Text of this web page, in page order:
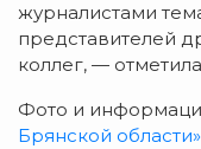
журналистами
представителей
коллег, —
Фото и
Брянской области»